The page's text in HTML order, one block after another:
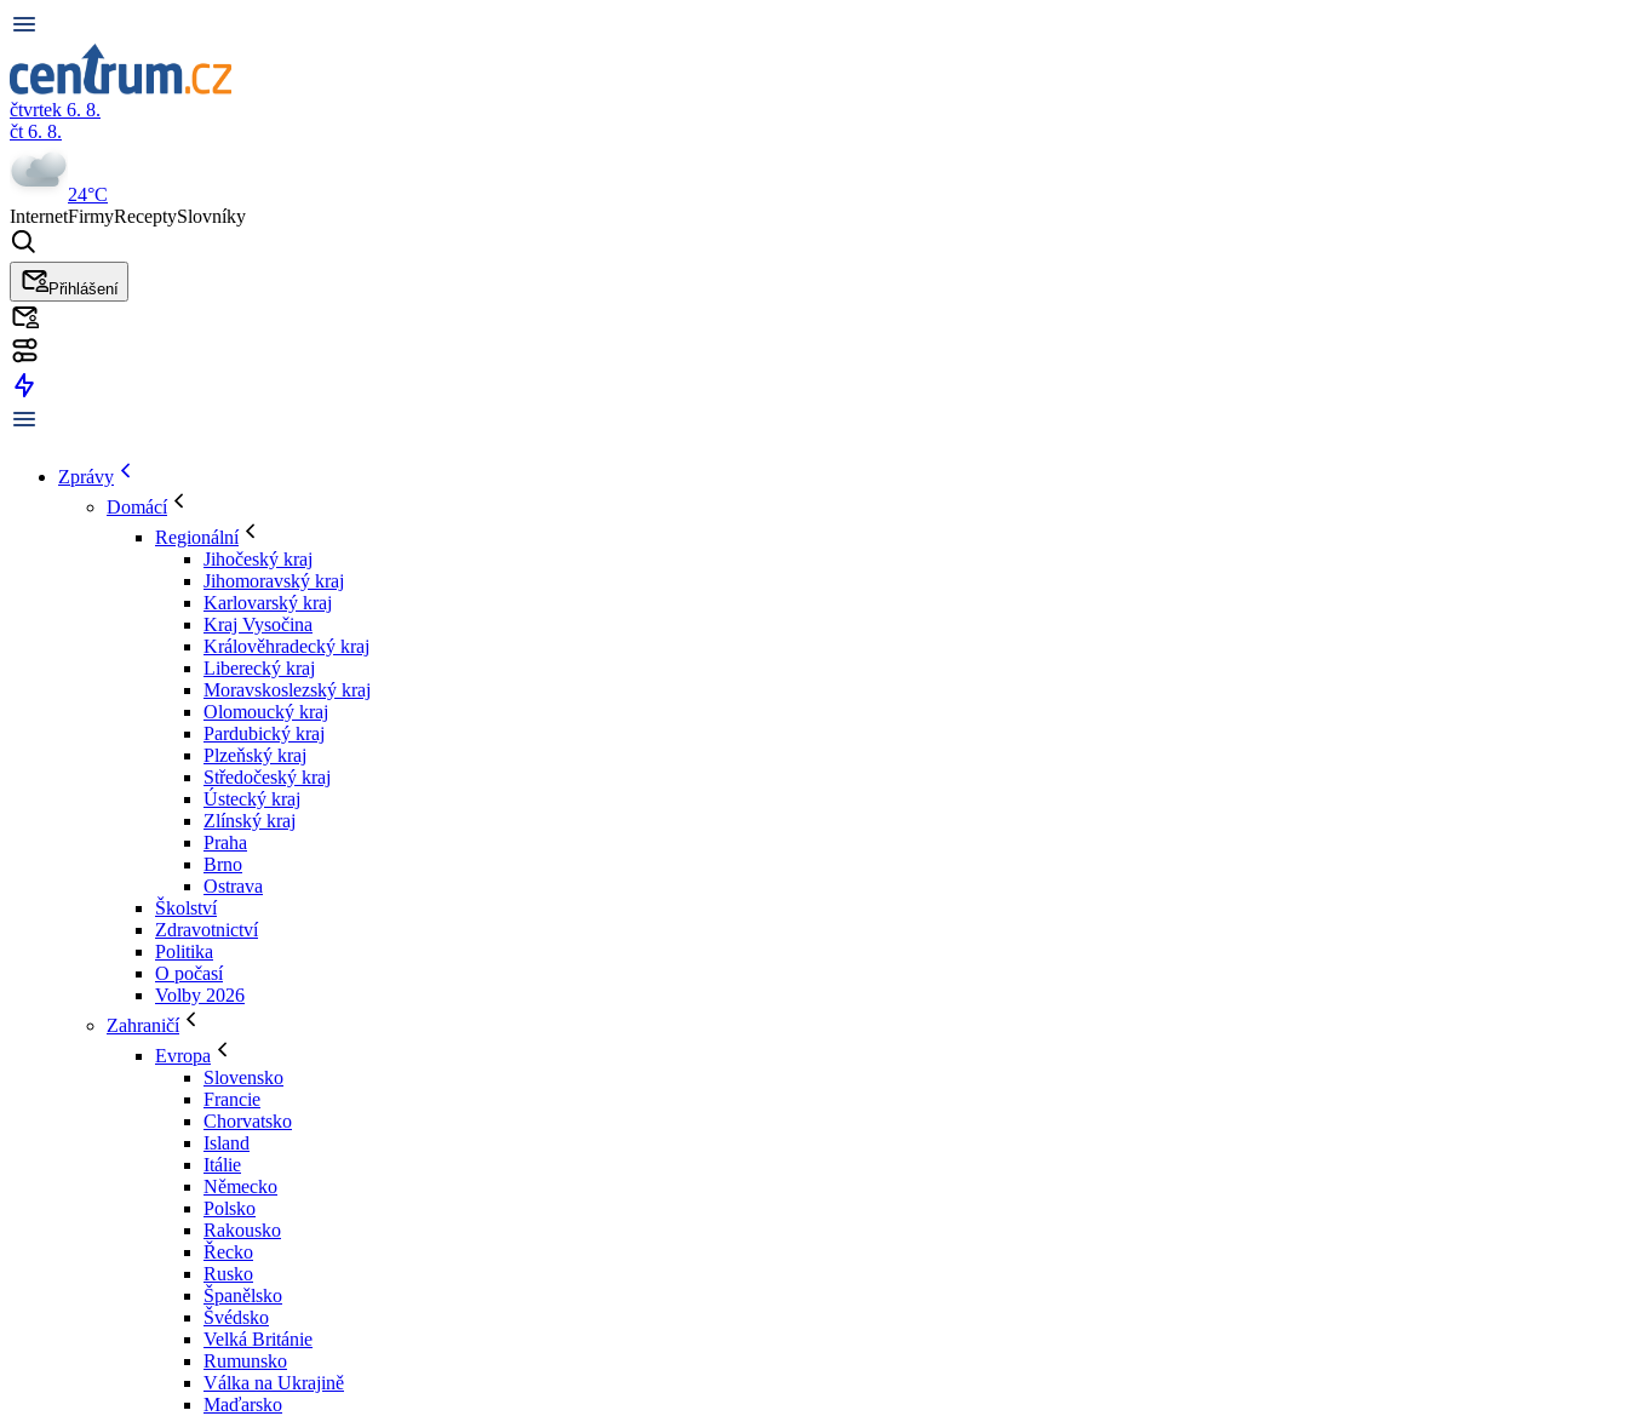
čtvrtek 6. 8.
čt 6. 8.
24°C
InternetFirmyReceptySlovníky
Přihlášení
Zprávy
Domácí
Regionální
Jihočeský kraj
Jihomoravský kraj
Karlovarský kraj
Kraj Vysočina
Králověhradecký kraj
Liberecký kraj
Moravskoslezský kraj
Olomoucký kraj
Pardubický kraj
Plzeňský kraj
Středočeský kraj
Ústecký kraj
Zlínský kraj
Praha
Brno
Ostrava
Školství
Zdravotnictví
Politika
O počasí
Volby 2026
Zahraničí
Evropa
Slovensko
Francie
Chorvatsko
Island
Itálie
Německo
Polsko
Rakousko
Řecko
Rusko
Španělsko
Švédsko
Velká Británie
Rumunsko
Válka na Ukrajině
Maďarsko